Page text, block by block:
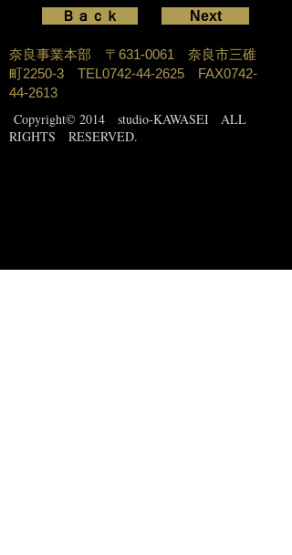
Ｂａｃｋ Next
奈良事業本部 〒631-0061 奈良市三碓
町2250-3 TEL0742-44-2625 FAX0742-
44-2613
Copyright© 2014 studio-KAWASEI ALL
RIGHTS RESERVED.